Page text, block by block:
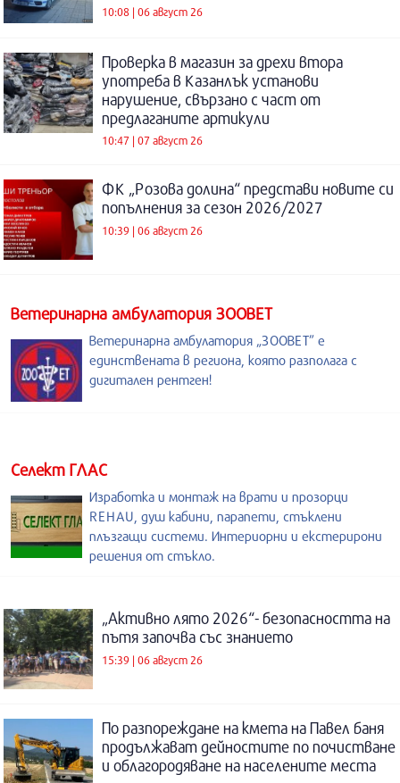
10:08 | 06 август 26
Проверка в магазин за дрехи втора
употреба в Казанлък установи
нарушение, свързано с част от
предлаганите артикули
10:47 | 07 август 26
ФК „Розова долина“ представи новите си
попълнения за сезон 2026/2027
10:39 | 06 август 26
Ветеринарна амбулатория ЗООВЕТ
Ветеринарна амбулатория „ЗООВЕТ” е
единствената в региона, която разполага с
дигитален рентген!
Селект ГЛАС
Изработка и монтаж на врати и прозорци
REHAU, душ кабини, парапети, стъклени
плъзгащи системи. Интериорни и екстерирони
решения от стъкло.
„Активно лято 2026“- безопасността на
пътя започва със знанието
15:39 | 06 август 26
По разпореждане на кмета на Павел баня
продължават дейностите по почистване
и облагородяване на населените места